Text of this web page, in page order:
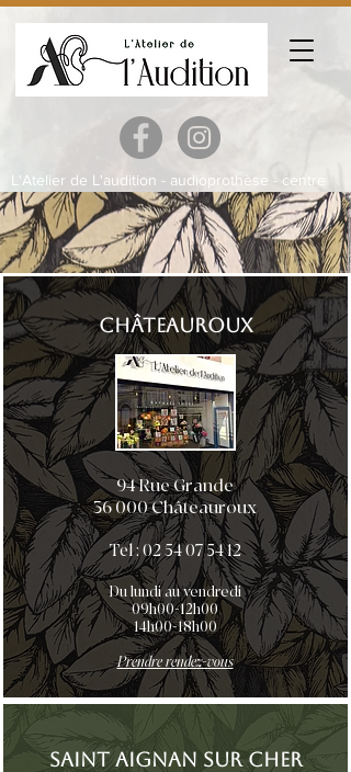
L'Atelier de L'audition - audioprothèse - centre
auditif Châteauroux - Saint Aignan sur Cher -
Saint Amand Montrond - Buzançais
Châteauroux
94 Rue Grande
36 000 Châteauroux
Tel :02 54 07 54 12
Du lundi au vendredi
09h00-12h00
14h00-18h00
Prendre rendez-vous
Saint Aignan sur Cher